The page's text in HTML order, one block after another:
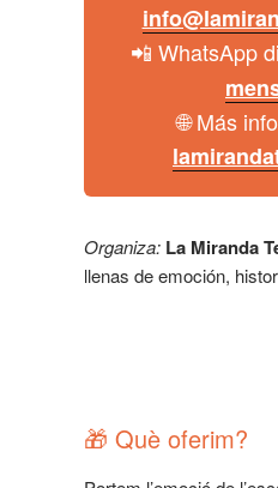
📲 WhatsApp
🌐 Más
Organiza: La Miranda
llenas de emoción,
🎁 Què oferim?